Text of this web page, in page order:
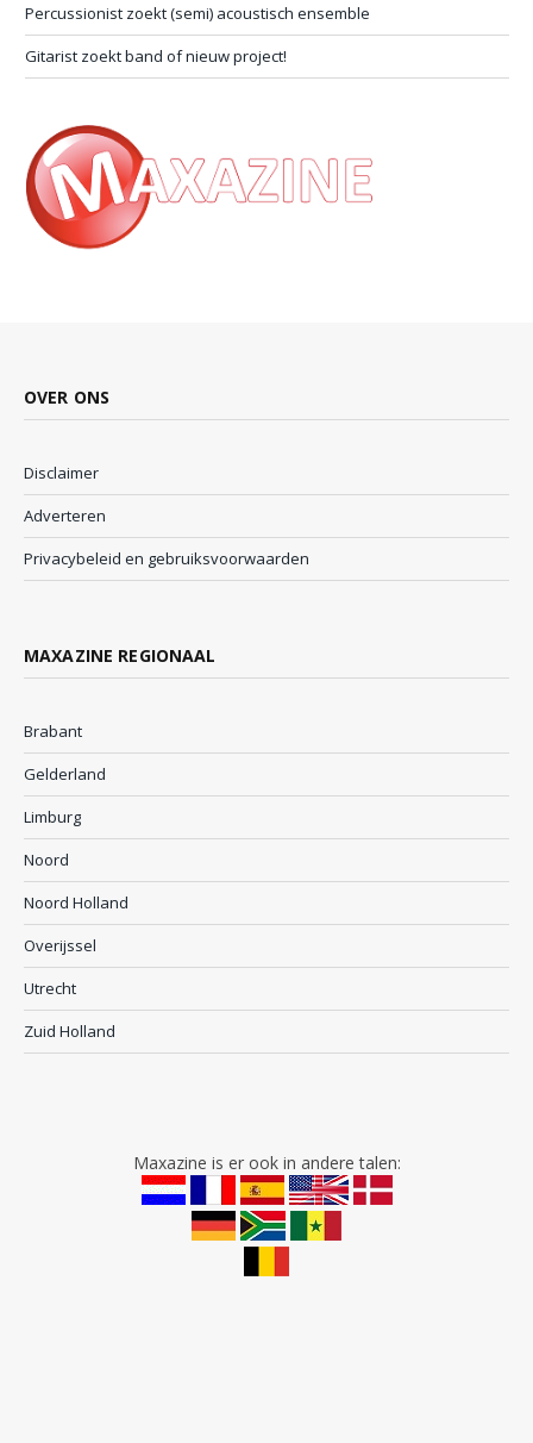
Percussionist zoekt (semi) acoustisch ensemble
Gitarist zoekt band of nieuw project!
OVER ONS
Disclaimer
Adverteren
Privacybeleid en gebruiksvoorwaarden
MAXAZINE REGIONAAL
Brabant
Gelderland
Limburg
Noord
Noord Holland
Overijssel
Utrecht
Zuid Holland
Maxazine is er ook in andere talen: